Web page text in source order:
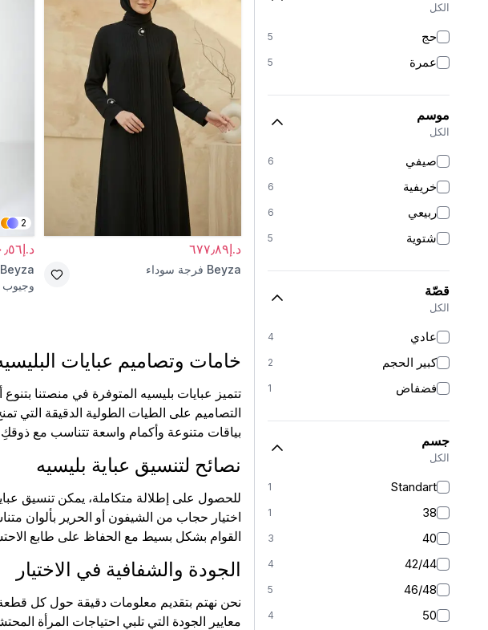
الكل
حج 5
عمرة 5
موسم
الكل
صيفي 6
خريفية 6
ربيعي 6
شتوية 5
قصّة
الكل
عادي 4
كبير الحجم 2
فضفاض 1
جسم
الكل
Standart
1
38
1
40
3
42/44
4
46/48
5
50
4
د.إ٦٧٧٫٨٩
Beyza فرجة سوداء
2
د.إ٢٨٠٫٥٦
Beyza
وجيوب
خامات وتصاميم عبايات
تتميز عبايات بليسيه المتوفرة في منصتنا
التصاميم على الطيات الطولية الدقيقة التي
بياقات متنوعة وأكمام واسعة تتناسب مع
نصائح لتنسيق عباية بليسيه
للحصول على إطلالة متكاملة، يمكن تنسيق
اختيار حجاب من الشيفون أو الحرير بألوان
القوام بشكل بسيط مع الحفاظ على طابع
الجودة والشفافية في الاختيار
نحن نهتم بتقديم معلومات دقيقة حول كل
معايير الجودة التي تلبي احتياجات المرأة